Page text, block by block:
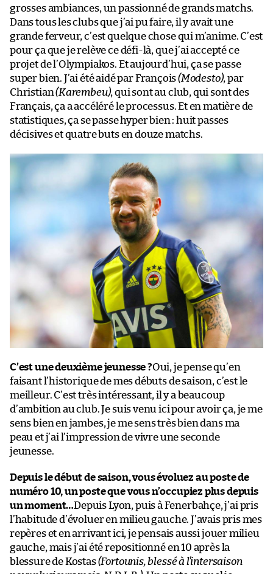
grosses ambiances, un passionné de grands matchs.
Dans tous les clubs que j’ai pu faire, il y avait une
grande ferveur, c’est quelque chose qui m’anime. C’est
pour ça que je relève ce défi-là, que j’ai accepté ce
projet de l’Olympiakos. Et aujourd’hui, ça se passe
super bien. J’ai été aidé par François(Modesto), par
Christian(Karembeu), qui sont au club, qui sont des
Français, ça a accéléré le processus. Et en matière de
statistiques, ça se passe hyper bien : huit passes
décisives et quatre buts en douze matchs.
C’est une deuxième jeunesse ?Oui, je pense qu’en
faisant l’historique de mes débuts de saison, c’est le
meilleur. C’est très intéressant, il y a beaucoup
d’ambition au club. Je suis venu ici pour avoir ça, je me
sens bien en jambes, je me sens très bien dans ma
peau et j’ai l’impression de vivre une seconde
jeunesse.
Depuis le début de saison, vous évoluez au poste de
numéro 10, un poste que vous n’occupiez plus depuis
un moment…Depuis Lyon, puis à Fenerbahçe, j’ai pris
l’habitude d’évoluer en milieu gauche. J’avais pris mes
repères et en arrivant ici, je pensais aussi jouer milieu
gauche, mais j’ai été repositionné en 10 après la
blessure de Kostas(Fortounis, blessé à l’intersaison